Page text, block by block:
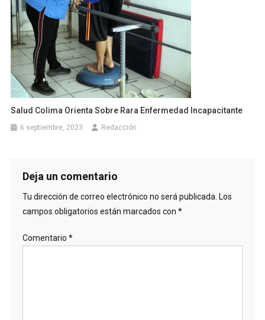
Salud Colima Orienta Sobre Rara Enfermedad Incapacitante
6 septiembre, 2023 Redacción
Deja un comentario
Tu dirección de correo electrónico no será publicada. Los
campos obligatorios están marcados con *
Comentario *